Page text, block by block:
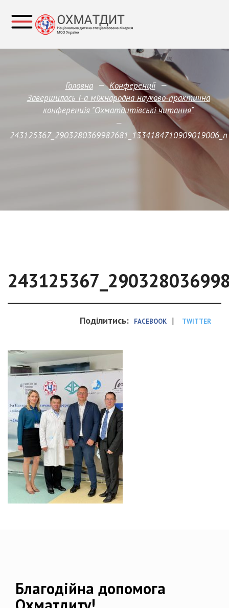
Головна — Конференції —
Завершилась І-а міжнародна науково-практична
конференція "Охматдитівські читання"
—
243125367_2903280369982681_1334184710909019006_n
Поділитись: FACEBOOK | TWITTER
Благодійна допомога